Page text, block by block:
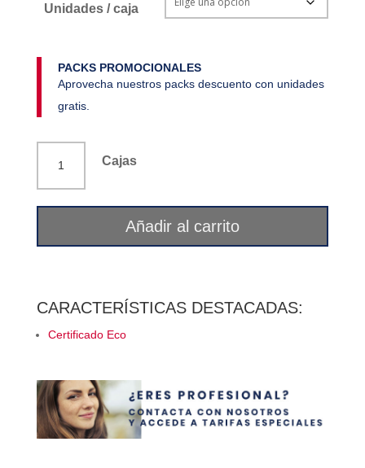
Unidades / caja
PACKS PROMOCIONALES
Aprovecha nuestros packs descuento con unidades
gratis.
Cajas
Añadir al carrito
CARACTERÍSTICAS DESTACADAS:
Certificado Eco